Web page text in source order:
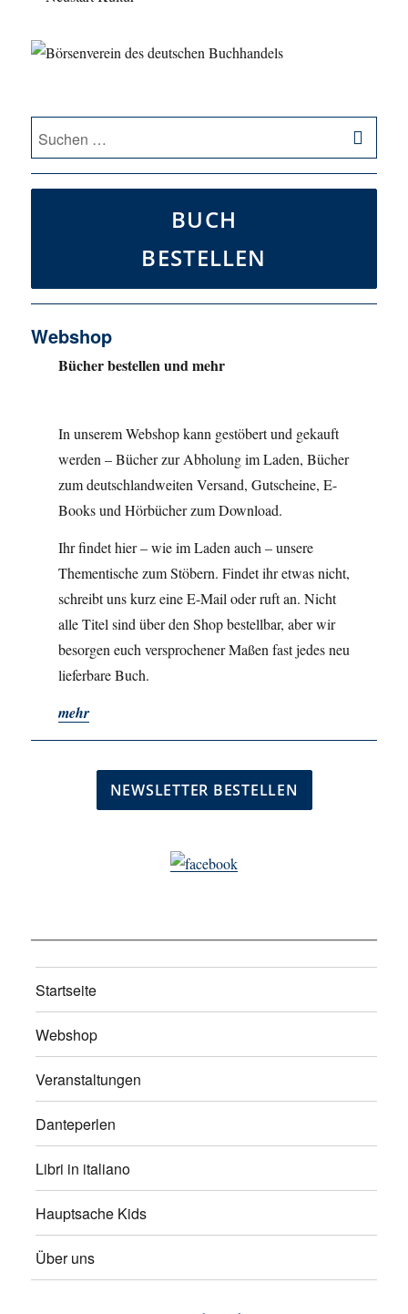
Suche
nach:
BUCH
BESTELLEN
Webshop
Bücher bestellen und mehr
In unserem Webshop kann gestöbert und gekauft
werden – Bücher zur Abholung im Laden, Bücher
zum deutschlandweiten Versand, Gutscheine, E-
Books und Hörbücher zum Download.
Ihr findet hier – wie im Laden auch – unsere
Thementische zum Stöbern. Findet ihr etwas nicht,
schreibt uns kurz eine E-Mail oder ruft an. Nicht
alle Titel sind über den Shop bestellbar, aber wir
besorgen euch versprochener Maßen fast jedes neu
lieferbare Buch.
mehr
Startseite
Webshop
Veranstaltungen
Danteperlen
Libri in italiano
Hauptsache Kids
Über uns